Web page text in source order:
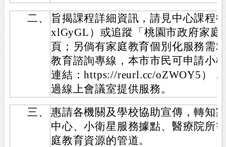
二、
旨揭課程詳細資訊，請見中心課程
xlGyGL）或追蹤「桃園市政府家庭
頁；另倘有家庭教育個別化服務需
教育諮詢專線，本市市民可申請小
連結：https://reurl.cc/oZWOY5）
過線上會議室提供服務。
三、
惠請各機關及學校協助宣傳，轉知
中心、小衛星服務據點、醫療院所
庭教育資源的管道。